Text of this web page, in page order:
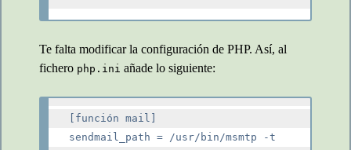
Te falta modificar la configuración de PHP. Así, al
fichero php.ini añade lo siguiente:
[función mail]